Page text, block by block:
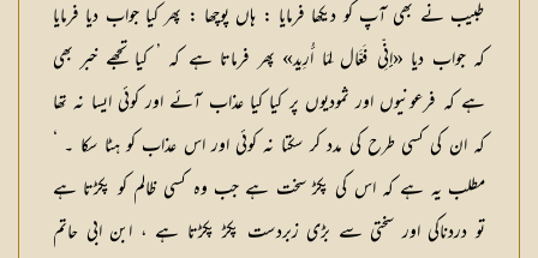
طبیب نے بھی آپ کو دیکھا فرمایا : ہاں پوچھا : پھر کیا جواب دیا فرمایا
کہ جواب دیا «إِنِّی فَعَّال لِمَا أُرِید» پھر فرماتا ہے کہ ’ کیا تجھے خبر بھی
ہے کہ فرعونیوں اور ثمودیوں پر کیا کیا عذاب آئے اور کوئی ایسا نہ تھا
کہ ان کی کسی طرح کی مدد کر سکتا نہ کوئی اور اس عذاب کو ہٹا سکا ۔ ‘
مطلب یہ ہے کہ اس کی پکڑ سخت ہے جب وہ کسی ظالم کو پکڑتا ہے
تو دردناکی اور سختی سے بڑی زبردست پکڑ پکڑتا ہے ، ابن ابی حاتم